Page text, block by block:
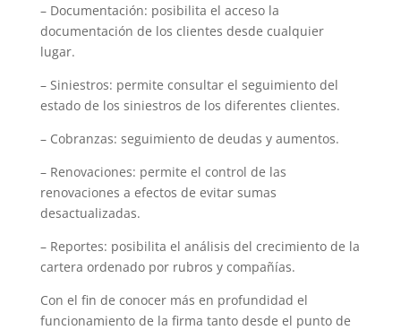
– Documentación: posibilita el acceso la
documentación de los clientes desde cualquier
lugar.
– Siniestros: permite consultar el seguimiento del
estado de los siniestros de los diferentes clientes.
– Cobranzas: seguimiento de deudas y aumentos.
– Renovaciones: permite el control de las
renovaciones a efectos de evitar sumas
desactualizadas.
– Reportes: posibilita el análisis del crecimiento de la
cartera ordenado por rubros y compañías.
Con el fin de conocer más en profundidad el
funcionamiento de la firma tanto desde el punto de